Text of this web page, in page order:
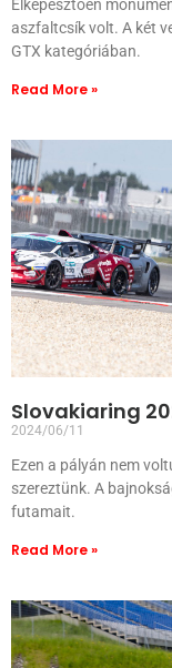
Elképesztően
aszfaltcsík volt. A két
GTX kategóriában.
Read More »
Slovakiaring
2024/06/11
Ezen a pályán nem
szereztünk. A
futamait.
Read More »